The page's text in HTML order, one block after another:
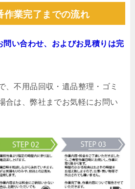
作業完了までの流れ
問い合わせ、およびお見積りは完
、不用品回収・遺品整理・ゴミ
合は、弊社までお気軽にお問い